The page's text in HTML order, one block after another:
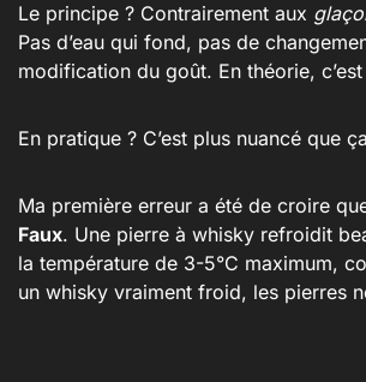
Le principe ? Contrairement aux
Pas d’eau qui fond, pas de
modification du goût. En théorie,
En pratique ? C’est plus nuancé que
Ma première erreur a été de croire
Faux. Une pierre à whisky refroidit
la température de 3-5°C maximum,
un whisky vraiment froid, les pierres